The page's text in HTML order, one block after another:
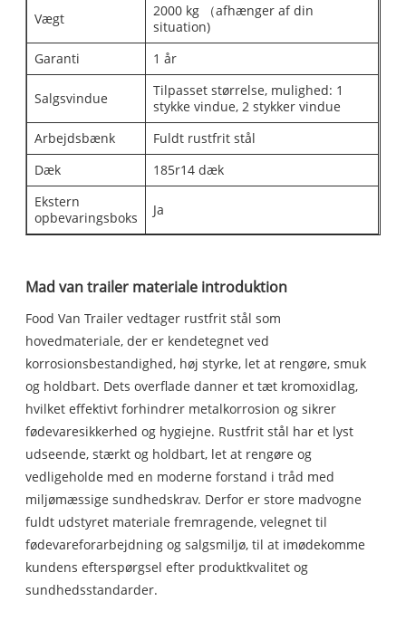
Vægt
2000 kg （afhænger af din
situation)
Garanti
1 år
Salgsvindue
Tilpasset størrelse, mulighed: 1
stykke vindue, 2 stykker vindue
Arbejdsbænk
Fuldt rustfrit stål
Dæk
185r14 dæk
Ekstern
opbevaringsboks
Ja
Mad van trailer materiale introduktion
Food Van Trailer vedtager rustfrit stål som
hovedmateriale, der er kendetegnet ved
korrosionsbestandighed, høj styrke, let at rengøre, smuk
og holdbart. Dets overflade danner et tæt kromoxidlag,
hvilket effektivt forhindrer metalkorrosion og sikrer
fødevaresikkerhed og hygiejne. Rustfrit stål har et lyst
udseende, stærkt og holdbart, let at rengøre og
vedligeholde med en moderne forstand i tråd med
miljømæssige sundhedskrav. Derfor er store madvogne
fuldt udstyret materiale fremragende, velegnet til
fødevareforarbejdning og salgsmiljø, til at imødekomme
kundens efterspørgsel efter produktkvalitet og
sundhedsstandarder.